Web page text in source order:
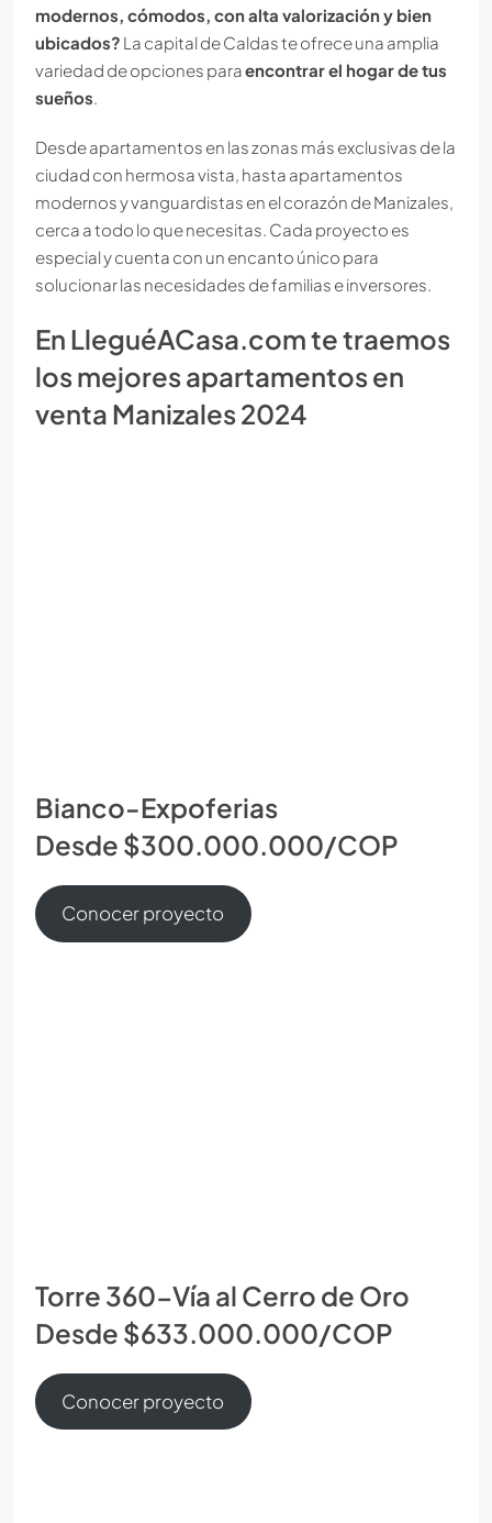
modernos, cómodos, con alta valorización y bien
ubicados? La capital de Caldas te ofrece una amplia
variedad de opciones paraencontrar el hogar de tus
sueños.
Desde apartamentos en las zonas más exclusivas de la
ciudad con hermosa vista, hasta apartamentos
modernos y vanguardistas en el corazón de Manizales,
cerca a todo lo que necesitas. Cada proyecto es
especial y cuenta con un encanto único para
solucionar las necesidades de familias e inversores.
En LleguéACasa.com te traemos
los mejores apartamentos en
venta Manizales 2024
Bianco-Expoferias
Desde $300.000.000/COP
Conocer proyecto
Torre 360-Vía al Cerro de Oro
Desde $633.000.000/COP
Conocer proyecto